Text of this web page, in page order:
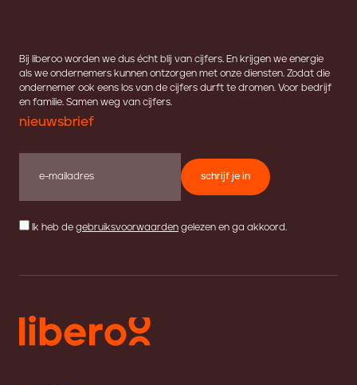
Bij liberoo worden we dus écht blij van cijfers. En krijgen we energie
als we ondernemers kunnen ontzorgen met onze diensten. Zodat die
ondernemer ook eens los van de cijfers durft te dromen. Voor bedrijf
en familie. Samen weg van cijfers.
nieuwsbrief
schrijf je in
Ik heb de gebruiksvoorwaarden gelezen en ga akkoord.